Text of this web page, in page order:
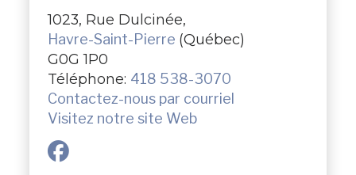
1023, Rue Dulcinée,
Havre-Saint-Pierre (Québec)
G0G 1P0
Téléphone: 418 538-3070
Contactez-nous par courriel
Visitez notre site Web